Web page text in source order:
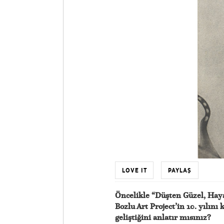
LOVE IT PAYLAŞ
Öncelikle “Düşten Güzel,
Bozlu Art Project’in 10.
geliştiğini anlatır mısınız?